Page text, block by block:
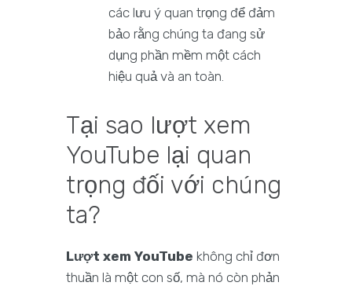
các lưu ý quan trọng để đảm
bảo rằng chúng ta đang sử
dụng phần mềm một cách
hiệu quả và an toàn.
Tại sao lượt xem
YouTube lại quan
trọng đối với chúng
ta?
Lượt xem YouTube không chỉ đơn
thuần là một con số, mà nó còn phản